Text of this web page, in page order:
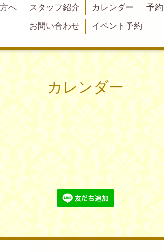
へ スタッフ紹介 カレンダー 予約
お問い合わせ
イベント予約
カレンダー